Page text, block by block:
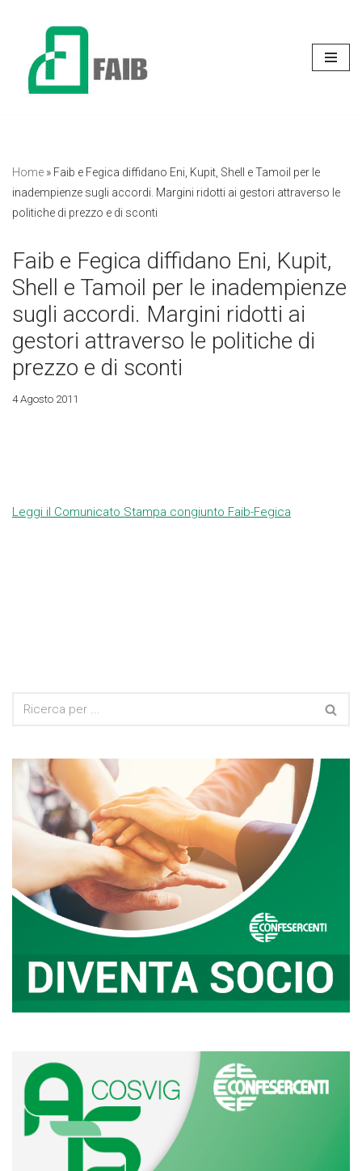
contenuto
Home » Faib e Fegica diffidano Eni, Kupit, Shell e Tamoil per le
inadempienze sugli accordi. Margini ridotti ai gestori attraverso le
politiche di prezzo e di sconti
Faib e Fegica diffidano Eni, Kupit,
Shell e Tamoil per le inadempienze
sugli accordi. Margini ridotti ai
gestori attraverso le politiche di
prezzo e di sconti
4 Agosto 2011
Leggi il Comunicato Stampa congiunto Faib-Fegica